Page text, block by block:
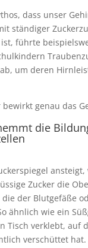
dass unser
ständiger
führte
um deren
bewirkt genau das
die
ansteigt,
Zucker die
die der Blutgefäße
ähnlich wie ein
Tisch verklebt, auf
verschüttet hat.